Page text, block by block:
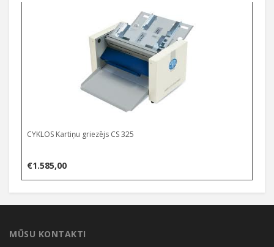
CYKLOS Kartiņu griezējs CS 325
€1.585,00
MŪSU KONTAKTI